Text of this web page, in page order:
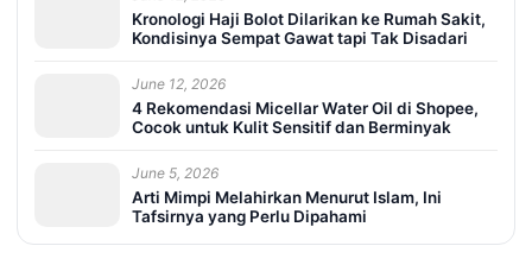
Kronologi Haji Bolot Dilarikan ke Rumah Sakit,
Kondisinya Sempat Gawat tapi Tak Disadari
June 12, 2026
4 Rekomendasi Micellar Water Oil di Shopee,
Cocok untuk Kulit Sensitif dan Berminyak
June 5, 2026
Arti Mimpi Melahirkan Menurut Islam, Ini
Tafsirnya yang Perlu Dipahami